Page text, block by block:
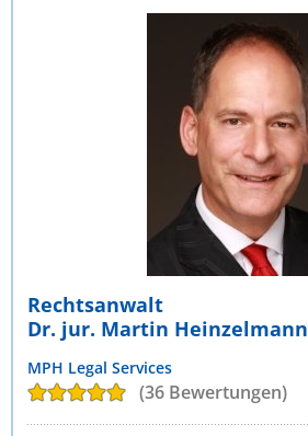
Rechtsanwalt
Dr. jur. Martin Heinzelmann
MPH Legal Services
(36 Bewertungen)